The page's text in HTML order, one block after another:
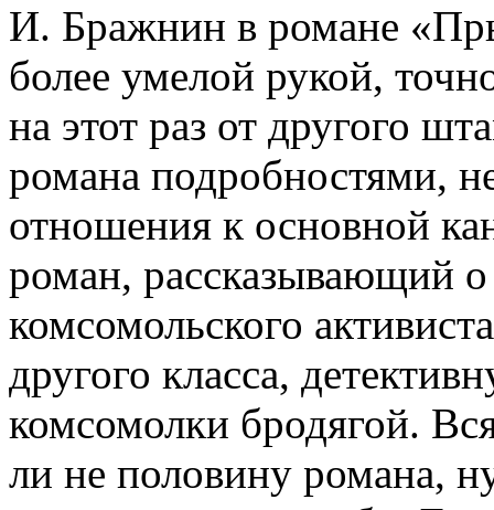
И. Бражнин в романе
более умелой рукой,
на этот раз от другого
романа подробностями,
отношения к основной
роман, рассказывающий
комсомольского
другого класса,
комсомолки бродягой.
ли не половину романа,